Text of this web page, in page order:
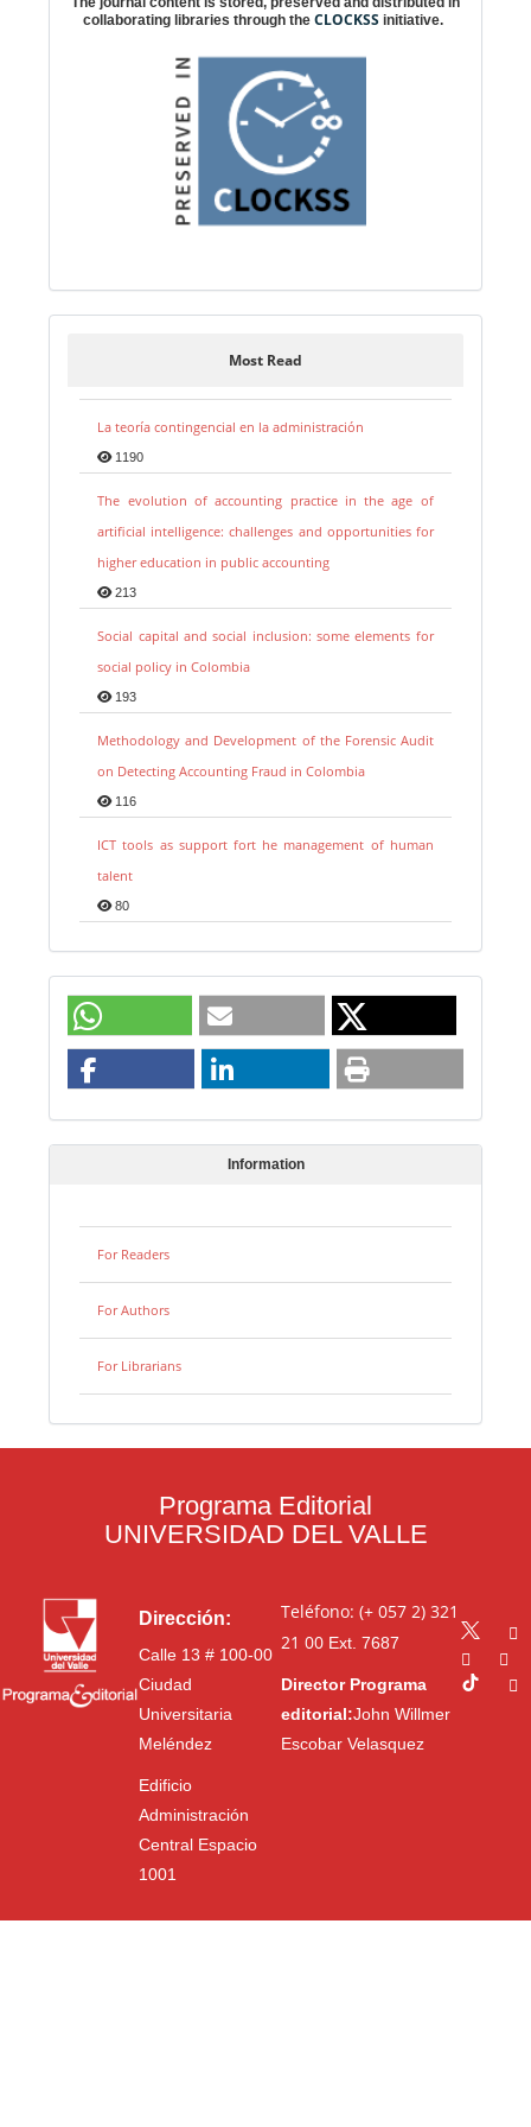
collaborating libraries through the CLOCKSS initiative.
Most Read
La teoría contingencial en la administración
1190
The evolution of accounting practice in the age of
artificial intelligence: challenges and opportunities for
higher education in public accounting
213
Social capital and social inclusion: some elements for
social policy in Colombia
193
Methodology and Development of the Forensic Audit
on Detecting Accounting Fraud in Colombia
116
ICT tools as support fort he management of human
talent
80
Information
For Readers
For Authors
For Librarians
Programa Editorial
UNIVERSIDAD DEL VALLE
Dirección:
Calle 13 # 100-00
Ciudad
Universitaria
Meléndez
Edificio
Administración
Central Espacio
1001
Teléfono: (+ 057 2) 321
21 00Ext. 7687
Director Programa
editorial:John Willmer
Escobar Velasquez